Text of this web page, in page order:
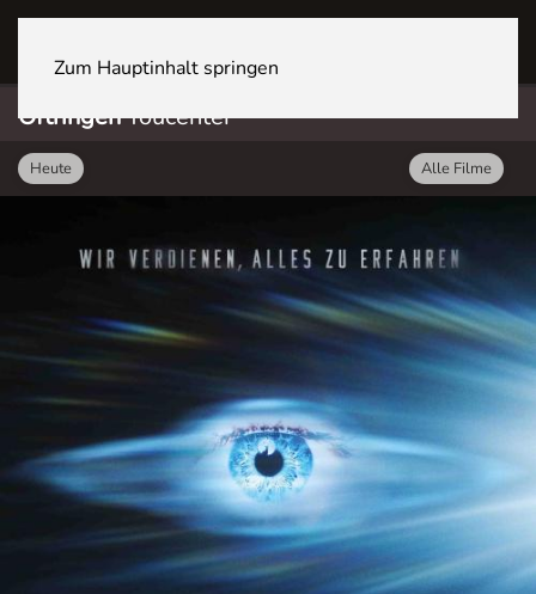
Zum Hauptinhalt springen
OftringenYoucenter
Heute Alle Filme